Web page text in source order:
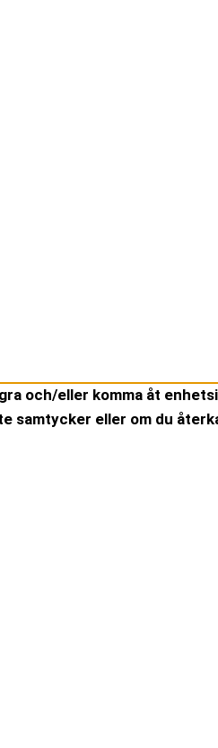
och/eller komma åt
samtycker eller om du